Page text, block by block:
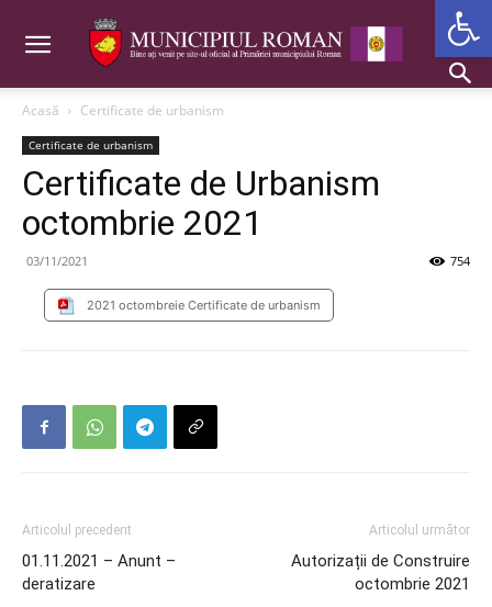
Acasă Certificate de urbanism
Certificate de urbanism
Certificate de Urbanism
octombrie 2021
03/11/2021 754
2021 octombreie Certificate de urbanism
Articolul precedent
01.11.2021 – Anunt –
deratizare
Articolul următor
Autorizații de Construire
octombrie 2021